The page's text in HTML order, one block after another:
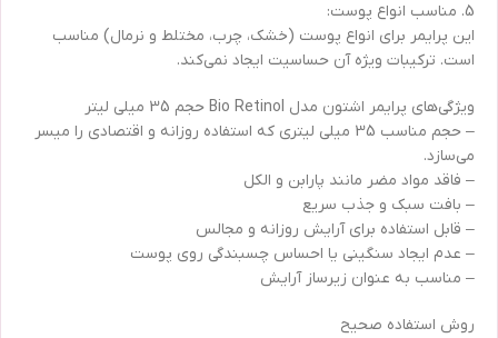
5. مناسب انواع پوست:
این پرایمر برای انواع پوست (خشک، چرب، مختلط و نرمال) مناسب
است. ترکیبات ویژه آن حساسیت ایجاد نمی‌کند.
ویژگی‌های پرایمر اشتون مدل Bio Retinol حجم 35 میلی لیتر
– حجم مناسب 35 میلی لیتری که استفاده روزانه و اقتصادی را میسر
می‌سازد.
– فاقد مواد مضر مانند پارابن و الکل
– بافت سبک و جذب سریع
– قابل استفاده برای آرایش روزانه و مجالس
– عدم ایجاد سنگینی یا احساس چسبندگی روی پوست
– مناسب به عنوان زیرساز آرایش
روش استفاده صحیح